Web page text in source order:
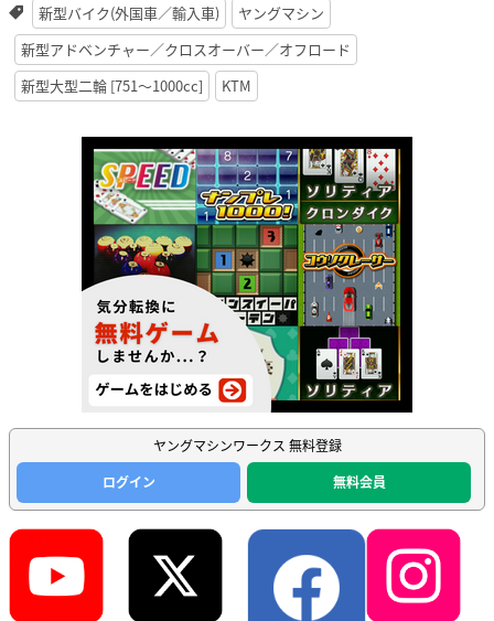
新型バイク(外国車／輸入車)
ヤングマシン
新型アドベンチャー／クロスオーバー／オフロード
新型大型二輪 [751〜1000cc]
KTM
ヤングマシンワークス 無料登録
ログイン
無料会員